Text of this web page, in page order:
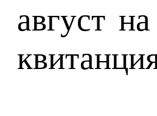
август